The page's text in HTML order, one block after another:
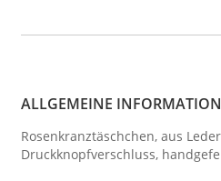
ALLGEMEINE
Rosenkranztäschchen, aus
Druckknopfverschluss,